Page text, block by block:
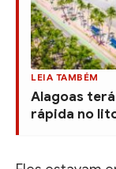
LEIA TAMBÉM
Alagoas
rápida no